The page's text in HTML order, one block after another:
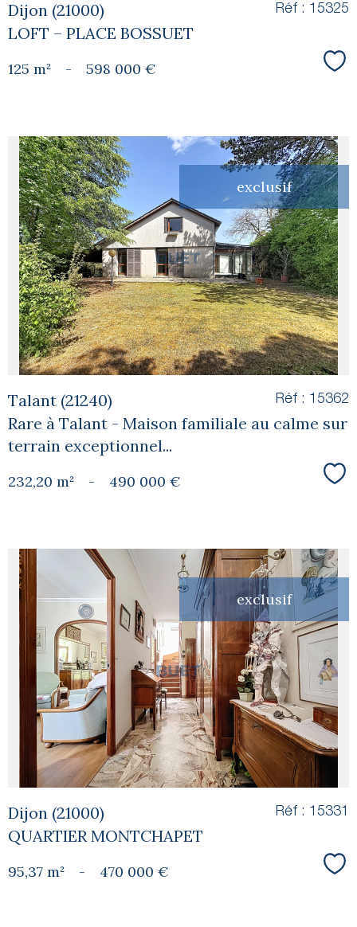
Dijon (21000)
LOFT – PLACE BOSSUET
Réf : 15325
125 m² - 598 000 €
exclusif
voir le
bien
Talant (21240)
Rare à Talant - Maison familiale au calme sur
terrain exceptionnel...
Réf : 15362
232,20 m² - 490 000 €
exclusif
voir le
bien
Dijon (21000)
QUARTIER MONTCHAPET
Réf : 15331
95,37 m² - 470 000 €